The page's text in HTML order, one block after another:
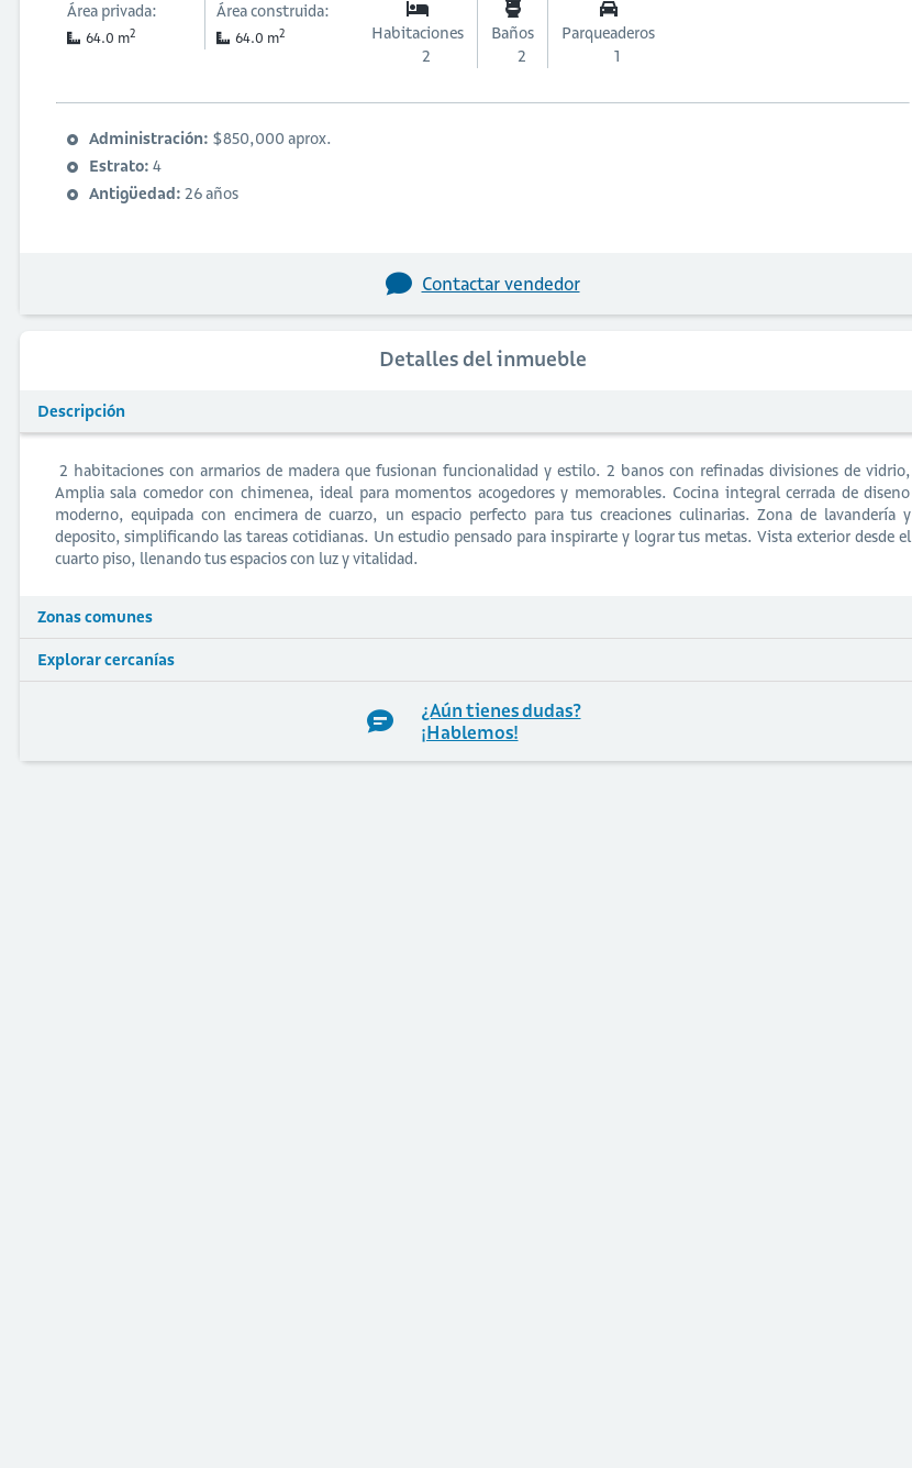
Área privada:
64.0 m2
Área construida:
64.0 m2
Habitaciones
2
Baños
2
Parqueaderos
1
Administración: $850,000 aprox.
Estrato: 4
Antigüedad: 26 años
Contactar vendedor
Detalles del inmueble
Descripción
️ 2 habitaciones con armarios de madera que fusionan funcionalidad y estilo. 2 banos con refinadas divisiones de vidrio,
Amplia sala comedor con chimenea, ideal para momentos acogedores y memorables. Cocina integral cerrada de diseno
moderno, equipada con encimera de cuarzo, un espacio perfecto para tus creaciones culinarias. Zona de lavandería y
deposito, simplificando las tareas cotidianas. Un estudio pensado para inspirarte y lograr tus metas. Vista exterior desde el
cuarto piso, llenando tus espacios con luz y vitalidad.
Zonas comunes
Explorar cercanías
¿Aún tienes dudas?
¡Hablemos!